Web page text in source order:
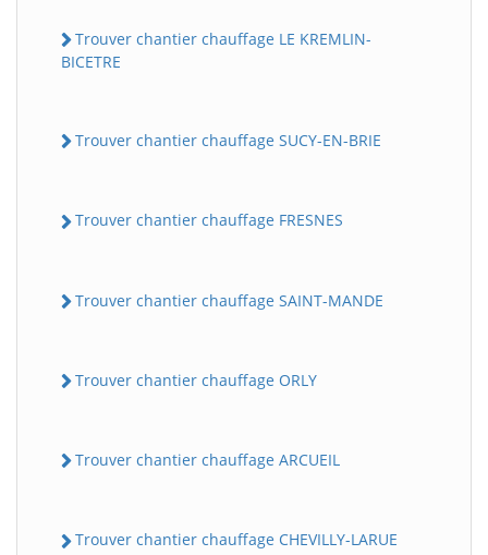
Trouver chantier chauffage LE KREMLIN-
BICETRE
Trouver chantier chauffage SUCY-EN-BRIE
Trouver chantier chauffage FRESNES
Trouver chantier chauffage SAINT-MANDE
Trouver chantier chauffage ORLY
Trouver chantier chauffage ARCUEIL
Trouver chantier chauffage CHEVILLY-LARUE